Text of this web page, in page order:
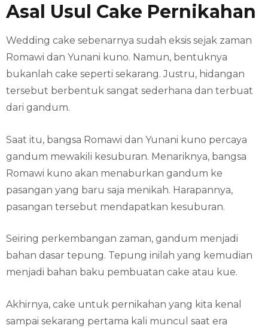
Asal Usul Cake Pernikahan
Wedding cake sebenarnya sudah eksis sejak zaman
Romawi dan Yunani kuno. Namun, bentuknya
bukanlah cake seperti sekarang. Justru, hidangan
tersebut berbentuk sangat sederhana dan terbuat
dari gandum.
Saat itu, bangsa Romawi dan Yunani kuno percaya
gandum mewakili kesuburan. Menariknya, bangsa
Romawi kuno akan menaburkan gandum ke
pasangan yang baru saja menikah. Harapannya,
pasangan tersebut mendapatkan kesuburan.
Seiring perkembangan zaman, gandum menjadi
bahan dasar tepung. Tepung inilah yang kemudian
menjadi bahan baku pembuatan cake atau kue.
Akhirnya, cake untuk pernikahan yang kita kenal
sampai sekarang pertama kali muncul saat era